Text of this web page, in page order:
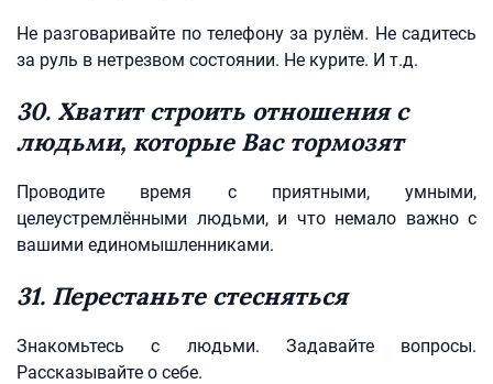
Не разговаривайте по телефону за рулём. Не садитесь
за руль в нетрезвом состоянии. Не курите. И т.д.
30. Хватит строить отношения с
людьми, которые Вас тормозят
Проводите время с приятными, умными,
целеустремлёнными людьми, и что немало важно с
вашими единомышленниками.
31. Перестаньте стесняться
Знакомьтесь с людьми. Задавайте вопросы.
Рассказывайте о себе.